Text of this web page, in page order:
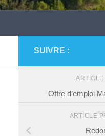
SUIVRE :
ARTICLE
Offre d’emploi
ARTICLE